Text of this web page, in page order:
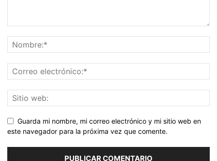
Guarda mi nombre, mi correo electrónico y mi sitio web en
este navegador para la próxima vez que comente.